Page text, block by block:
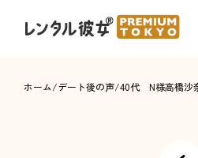
ホーム/デート後の声/40代 N様高橋沙